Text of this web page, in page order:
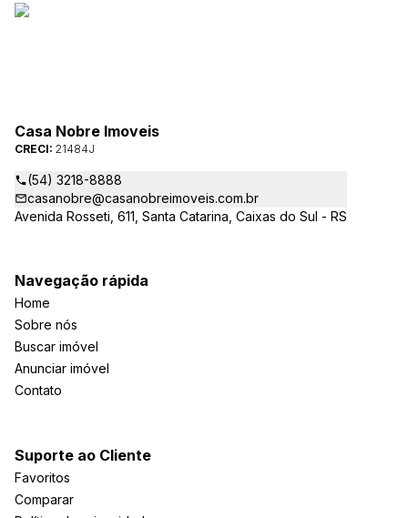
Casa Nobre Imoveis
CRECI: 21484J
(54) 3218-8888
casanobre@casanobreimoveis.com.br
Avenida Rosseti, 611, Santa Catarina, Caixas do Sul - RS
Navegação rápida
Home
Sobre nós
Buscar imóvel
Anunciar imóvel
Contato
Suporte ao Cliente
Favoritos
Comparar